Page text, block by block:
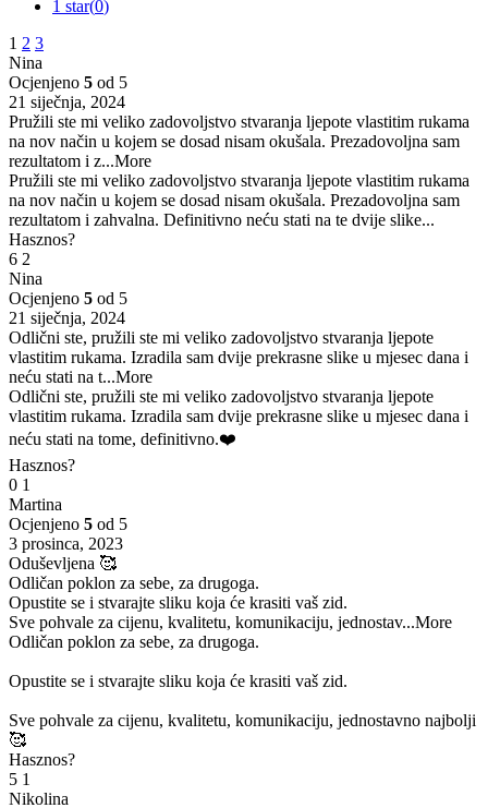
1 star(0)
1 2 3
Nina
Ocjenjeno 5 od 5
21 siječnja, 2024
Pružili ste mi veliko zadovoljstvo stvaranja ljepote vlastitim rukama
na nov način u kojem se dosad nisam okušala. Prezadovoljna sam
rezultatom i z...More
Pružili ste mi veliko zadovoljstvo stvaranja ljepote vlastitim rukama
na nov način u kojem se dosad nisam okušala. Prezadovoljna sam
rezultatom i zahvalna. Definitivno neću stati na te dvije slike...
Hasznos?
6 2
Nina
Ocjenjeno 5 od 5
21 siječnja, 2024
Odlični ste, pružili ste mi veliko zadovoljstvo stvaranja ljepote
vlastitim rukama. Izradila sam dvije prekrasne slike u mjesec dana i
neću stati na t...More
Odlični ste, pružili ste mi veliko zadovoljstvo stvaranja ljepote
vlastitim rukama. Izradila sam dvije prekrasne slike u mjesec dana i
neću stati na tome, definitivno.❤️
Hasznos?
0 1
Martina
Ocjenjeno 5 od 5
3 prosinca, 2023
Oduševljena 🥰
Odličan poklon za sebe, za drugoga.
Opustite se i stvarajte sliku koja će krasiti vaš zid.
Sve pohvale za cijenu, kvalitetu, komunikaciju, jednostav...More
Odličan poklon za sebe, za drugoga.
Opustite se i stvarajte sliku koja će krasiti vaš zid.
Sve pohvale za cijenu, kvalitetu, komunikaciju, jednostavno najbolji
🥰
Hasznos?
5 1
Nikolina